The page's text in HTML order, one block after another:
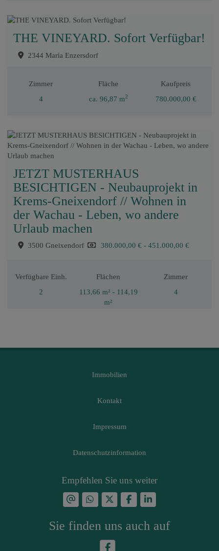
THE VINEYARD. Sofort Verfügbar!
2344 Maria Enzersdorf
Zimmer
4
Fläche
ca. 96,87 m2
Kaufpreis
780.000,00 €
JETZT MUSTERHAUS
BESICHTIGEN - Neubauprojekt in
Krems-Gneixendorf // Wohnen in
der Wachau - Leben, wo andere
Urlaub machen
3500 Gneixendorf 380.000,00 € - 451.000,00 €
Verfügbare Einh.
2
Flächen
113,66 m² - 114,19
m²
Zimmer
4
Immobilien
Kontakt
Impressum
Datenschutzinformation
Empfehlen Sie uns weiter
Sie finden uns auch auf